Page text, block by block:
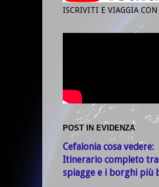
ISCRIVITI E VIAGGIA
POST IN EVIDENZA
Cefalonia cosa vedere:
Itinerario completo
spiagge e i borghi più